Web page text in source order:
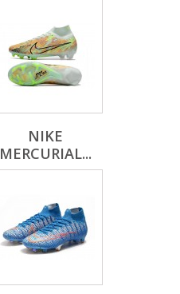
NIKE
MERCURIAL...